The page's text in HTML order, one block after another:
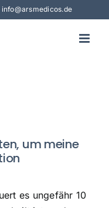
info@arsmedicos.de
um meine
es ungefähr 10